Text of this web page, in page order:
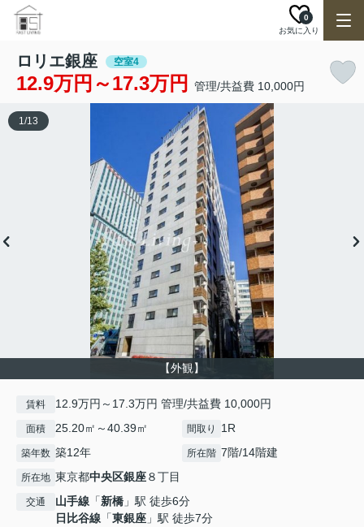
お気に入り
0
ロリエ銀座 空室4
12.9万円～17.3万円 管理/共益費 10,000円
【外観】
1/13
賃料 12.9万円～17.3万円 管理/共益費 10,000円
面積 25.20㎡～40.39㎡ 間取り 1R
築年数 築12年 所在階 7階/14階建
所在地 東京都中央区銀座８丁目
交通 山手線 「新橋 」駅 徒歩6分
日比谷線 「東銀座 」駅 徒歩7分